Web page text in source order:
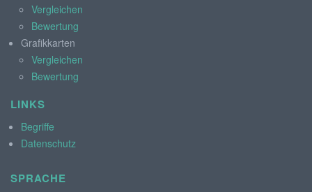
Vergleichen
Bewertung
Grafikkarten
Vergleichen
Bewertung
LINKS
Begriffe
Datenschutz
SPRACHE